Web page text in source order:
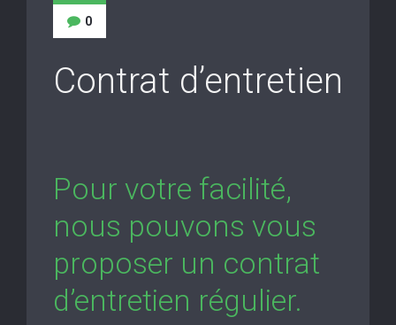
0
Contrat d’entretien
Pour votre facilité,
nous pouvons vous
proposer un contrat
d’entretien régulier.